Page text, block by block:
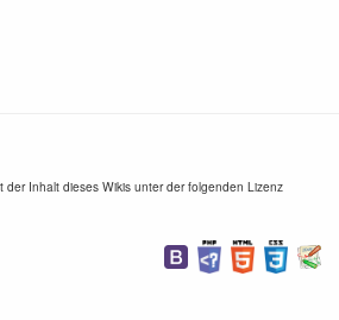
der Inhalt dieses Wikis unter der folgenden Lizenz